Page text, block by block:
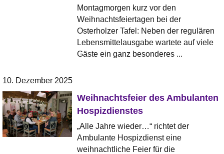
Montagmorgen kurz vor den
Weihnachtsfeiertagen bei der
Osterholzer Tafel: Neben der regulären
Lebensmittelausgabe wartete auf viele
Gäste ein ganz besonderes ...
10. Dezember 2025
Weihnachtsfeier des Ambulanten
Hospizdienstes
„Alle Jahre wieder…“ richtet der
Ambulante Hospizdienst eine
weihnachtliche Feier für die